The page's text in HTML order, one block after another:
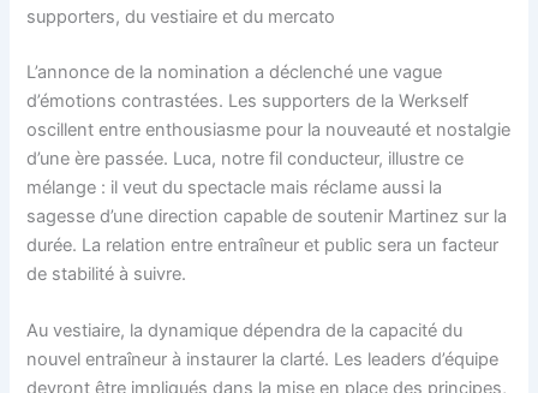
supporters, du vestiaire et du mercato
L’annonce de la nomination a déclenché une vague
d’émotions contrastées. Les supporters de la Werkself
oscillent entre enthousiasme pour la nouveauté et nostalgie
d’une ère passée. Luca, notre fil conducteur, illustre ce
mélange : il veut du spectacle mais réclame aussi la
sagesse d’une direction capable de soutenir Martinez sur la
durée. La relation entre entraîneur et public sera un facteur
de stabilité à suivre.
Au vestiaire, la dynamique dépendra de la capacité du
nouvel entraîneur à instaurer la clarté. Les leaders d’équipe
devront être impliqués dans la mise en place des principes,